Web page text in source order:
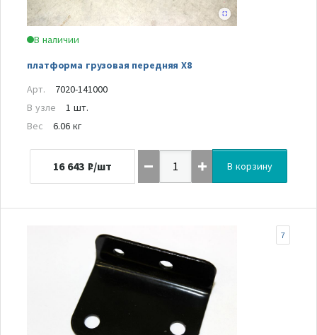
В наличии
платформа грузовая передняя Х8
Арт.
7020-141000
В узле
1 шт.
Вес
6.06 кг
16 643 ₽/шт В корзину
7